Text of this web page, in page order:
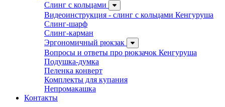
Слинг с кольцами
Видеоинструкция - слинг с кольцами Кенгуруша
Слинг-шарф
Слинг-карман
Эргономичный рюкзак
Вопросы и ответы про рюкзачок Кенгуруша
Подушка-думка
Пеленка конверт
Комплекты для купания
Непромакашка
Контакты